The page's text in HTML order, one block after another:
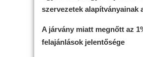
szervezetek alapítványainak
A járvány miatt megnőtt az
felajánlások jelentősége